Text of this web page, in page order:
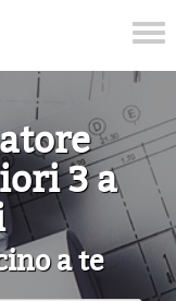
3 a
a te